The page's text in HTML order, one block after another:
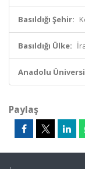
Basıldığı Şehir:
Basıldığı Ülke:
Anadolu
Paylaş